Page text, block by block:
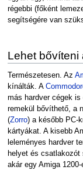
régebbi (főként
segítségére van
Lehet bővíteni
Természetesen. Az
kínálták. A
más hardver cégek
remekül bővíthető, a
(Zorro) a később PC-
kártyákat. A kisebb
leleményes hardver
helyet és csatlakozót
akár egy Amiga